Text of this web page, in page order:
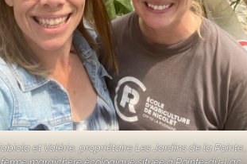
et Valérie, propriétaireLes Jardins de la Pointe.,